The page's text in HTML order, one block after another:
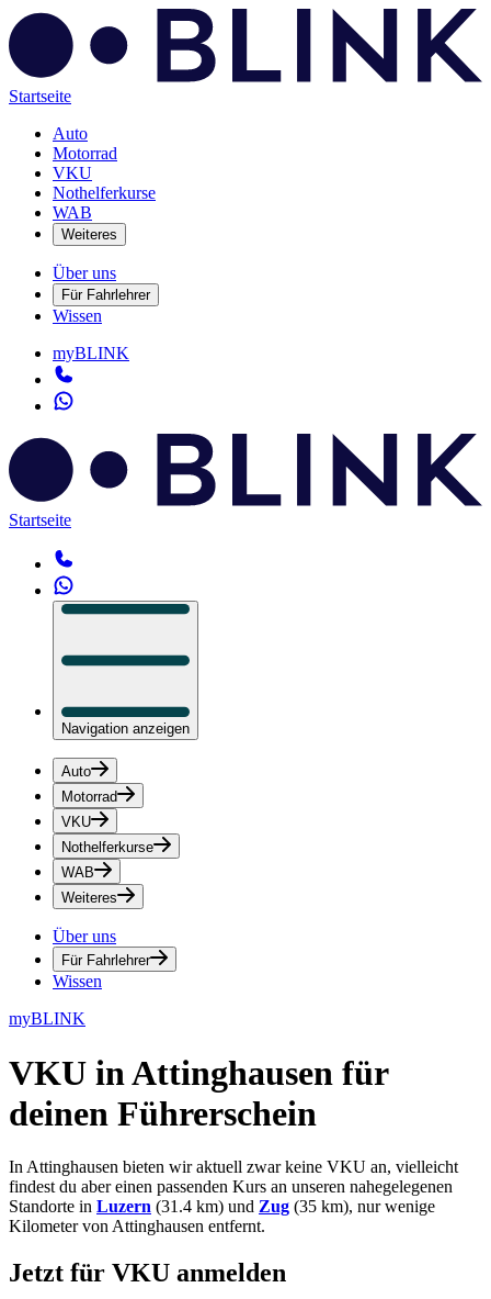
Startseite
Auto
Motorrad
VKU
Nothelferkurse
WAB
Weiteres
Über uns
Für Fahrlehrer
Wissen
myBLINK
Startseite
Navigation anzeigen
Auto
Motorrad
VKU
Nothelferkurse
WAB
Weiteres
Über uns
Für Fahrlehrer
Wissen
myBLINK
VKU in Attinghausen für
deinen Führerschein
In Attinghausen bieten wir aktuell zwar keine VKU an, vielleicht
findest du aber einen passenden Kurs an unseren nahegelegenen
Standorte in Luzern (31.4 km) und Zug (35 km), nur wenige
Kilometer von Attinghausen entfernt.
Jetzt für VKU anmelden